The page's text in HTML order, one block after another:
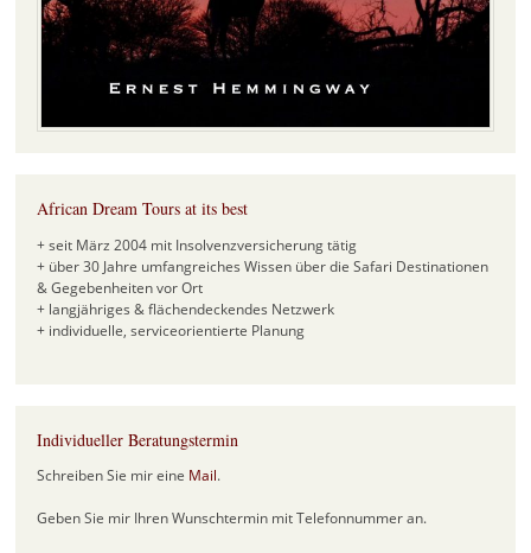
African Dream Tours at its best
+ seit März 2004 mit Insolvenzversicherung tätig
+ über 30 Jahre umfangreiches Wissen über die Safari Destinationen
& Gegebenheiten vor Ort
+ langjähriges & flächendeckendes Netzwerk
+ individuelle, serviceorientierte Planung
Individueller Beratungstermin
Schreiben Sie mir eine Mail.
Geben Sie mir Ihren Wunschtermin mit Telefonnummer an.